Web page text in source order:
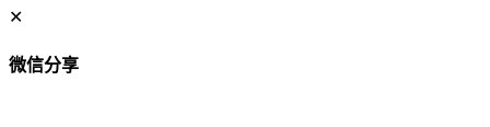
✕
微信分享